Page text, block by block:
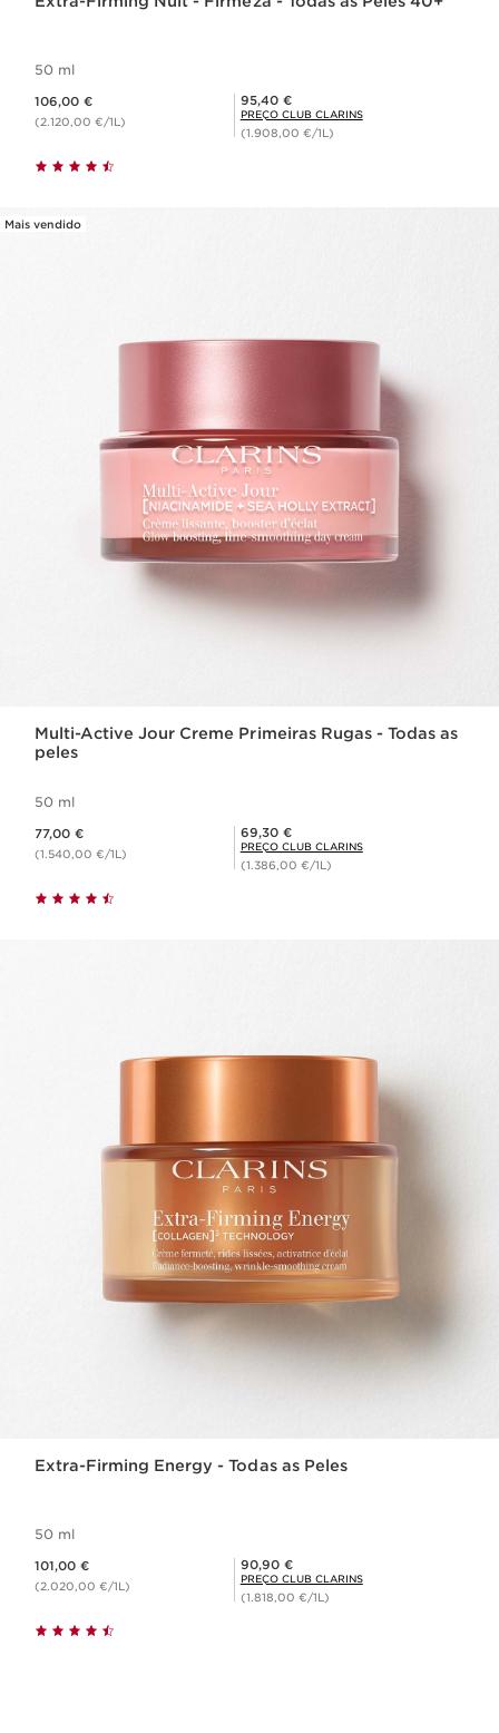
50 ml
106,00 €
(2.120,00 €/1L)
Preço Club Clarins 95,40 €
95,40 €
PREÇO CLUB CLARINS
(1.908,00 €/1L)
Mais vendido
Multi-Active Jour Creme Primeiras Rugas - Todas as
peles
50 ml
77,00 €
(1.540,00 €/1L)
Preço Club Clarins 69,30 €
69,30 €
PREÇO CLUB CLARINS
(1.386,00 €/1L)
Extra-Firming Energy - Todas as Peles
50 ml
101,00 €
(2.020,00 €/1L)
Preço Club Clarins 90,90 €
90,90 €
PREÇO CLUB CLARINS
(1.818,00 €/1L)